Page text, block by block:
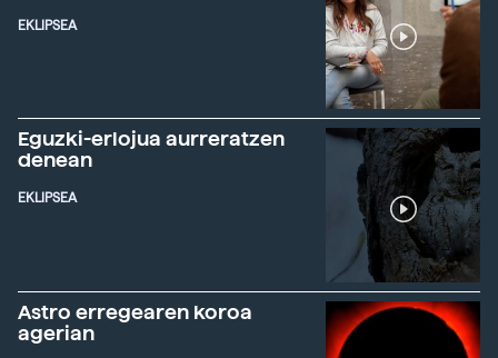
EKLIPSEA
Eguzki-erlojua aurreratzen
denean
EKLIPSEA
Astro erregearen koroa
agerian